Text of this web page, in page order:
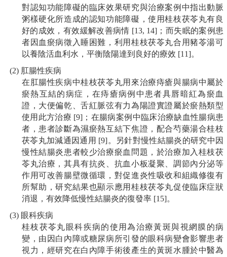
對認知功能障礙的臨床效果研究與治療案例中指出動脈
粥樣硬化所造成的認知功能障礙，使用桂枝茯苓丸有良
好的成效，有效緩解改善病情 [13, 14]；而失眠的案例患
者因血瘀病徵入睡困難，利用桂枝茯苓丸合用豬苓湯可
以養陰活血利水，平衡陰陽達到良好的療效 [11]。
(2) 肛腸性疾病
在肛腸性疾病中桂枝茯苓丸用來治療痔瘡與腸病中屬於
瘀熱互結的病症，在痔瘡病例中患者具唇暗紅為瘀血
證，大便偏乾、舌紅脈弦有力為陽證實證屬於瘀熱類型
使用此方治療 [9]；在腸病案例中臨床治療缺血性腸病患
者，患者診斷為濕瘀熱互結下焦證，配合芍藥湯合桂枝
茯苓丸加減通因通用 [9]。另針對慢性結腸炎的研究中因
慢性結腸炎患者較少治療瘀血問題，於治療加入桂枝茯
苓丸治療，其具有抗炎、抗血小板凝聚、調節內分泌等
作用可改善腸壁微循環，對促進炎性吸收和組織修復有
所幫助，研究結果也顯示應用桂枝茯苓丸促使臨床症狀
消退，有效降低慢性結腸炎的復發率 [15]。
(3) 眼科疾病
桂枝茯苓丸眼科疾病的使用為治療黃斑與視網膜的病
變，由因白內障或糖尿病所引發的眼科病變會影響患者
視力，經研究在白內障手術後產生的黃斑水腫於中醫為